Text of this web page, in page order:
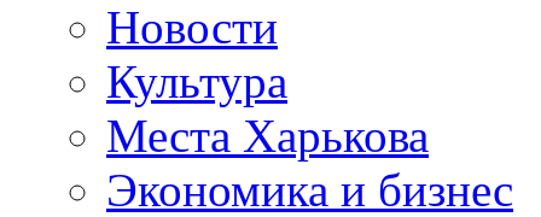
Новости
Культура
Места Харькова
Экономика и бизнес